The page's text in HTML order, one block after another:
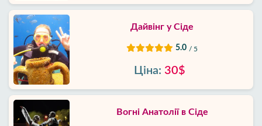
Дайвінг у Сіде
5.0 / 5
Ціна: 30$
Вогні Анатолії в Сіде